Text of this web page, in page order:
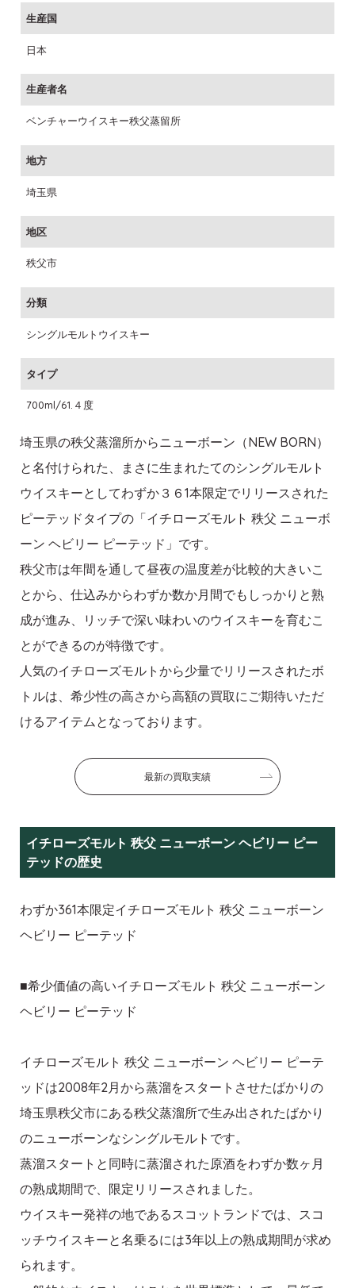
生産国
日本
生産者名
ベンチャーウイスキー秩父蒸留所
地方
埼玉県
地区
秩父市
分類
シングルモルトウイスキー
タイプ
700ml/61.４度
埼玉県の秩父蒸溜所からニューボーン（NEW BORN）
と名付けられた、まさに生まれたてのシングルモルト
ウイスキーとしてわずか３６1本限定でリリースされた
ピーテッドタイプの「イチローズモルト 秩父 ニューボ
ーン ヘビリー ピーテッド」です。
秩父市は年間を通して昼夜の温度差が比較的大きいこ
とから、仕込みからわずか数か月間でもしっかりと熟
成が進み、リッチで深い味わいのウイスキーを育むこ
とができるのが特徴です。
人気のイチローズモルトから少量でリリースされたボ
トルは、希少性の高さから高額の買取にご期待いただ
けるアイテムとなっております。
最新の買取実績
イチローズモルト 秩父 ニューボーン ヘビリー ピー
テッドの歴史
わずか361本限定イチローズモルト 秩父 ニューボーン
ヘビリー ピーテッド
■希少価値の高いイチローズモルト 秩父 ニューボーン
ヘビリー ピーテッド
イチローズモルト 秩父 ニューボーン ヘビリー ピーテ
ッドは2008年2月から蒸溜をスタートさせたばかりの
埼玉県秩父市にある秩父蒸溜所で生み出されたばかり
のニューボーンなシングルモルトです。
蒸溜スタートと同時に蒸溜された原酒をわずか数ヶ月
の熟成期間で、限定リリースされました。
ウイスキー発祥の地であるスコットランドでは、スコ
ッチウイスキーと名乗るには3年以上の熟成期間が求め
られます。